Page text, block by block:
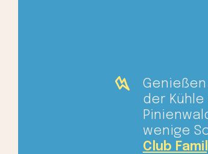
der
wenige
Club